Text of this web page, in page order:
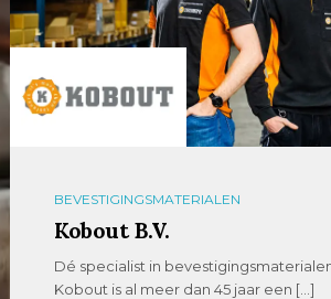
BEVESTIGINGSMATERIALEN
Kobout B.V.
Dé specialist in bevestigingsmaterialen
Kobout is al meer dan 45 jaar een […]